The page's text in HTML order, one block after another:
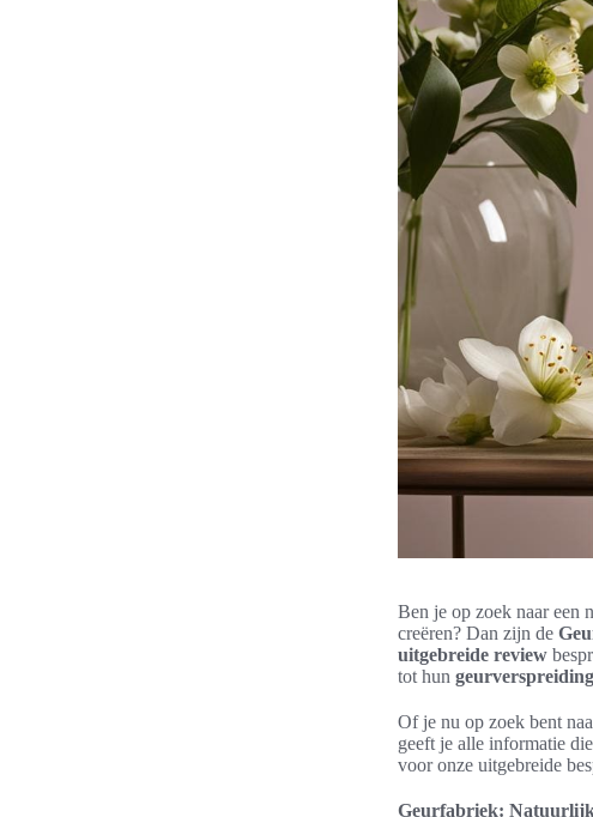
Ben je op zoek naar een
creëren? Dan zijn de
uitgebreide review
tot hun geurverspreiding
Of je nu op zoek bent
geeft je alle informatie
voor onze uitgebreide
Geurfabriek: